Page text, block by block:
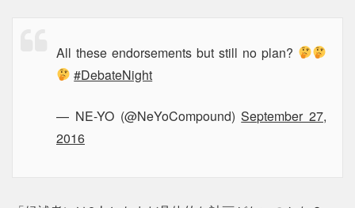
All these endorsements but still no plan?
#DebateNight
— NE-YO (@NeYoCompound)September 27,
2016